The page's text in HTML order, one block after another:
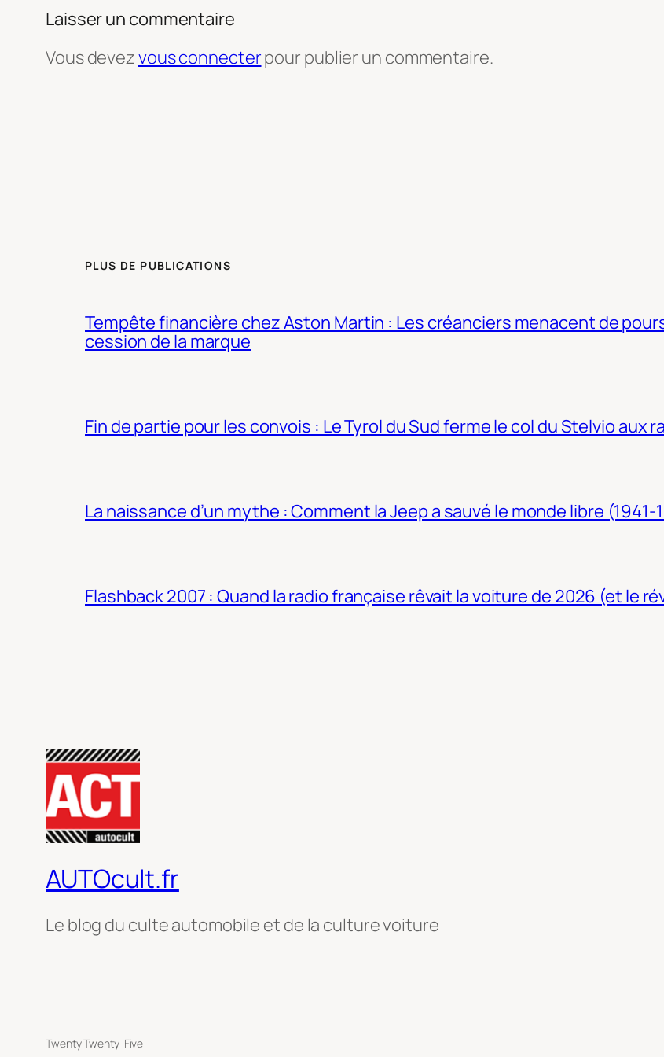
Laisser un commentaire
Vous devezvous connecterpour publier un commentaire.
PLUS DE PUBLICATIONS
Tempête financière chez Aston Martin : Les créanciers menacent de
cession de la marque
Fin de partie pour les convois : Le Tyrol du Sud ferme le col du Stelvio aux
La naissance d’un mythe : Comment la Jeep a sauvé le monde libre (1941-
Flashback 2007 : Quand la radio française rêvait la voiture de 2026 (et le
AUTOcult.fr
Le blog du culte automobile et de la culture voiture
Twenty Twenty-Five